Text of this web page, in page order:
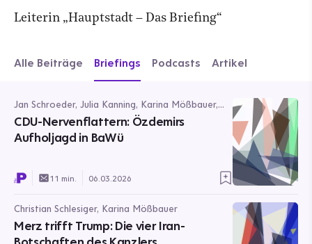
Leiterin „Hauptstadt – Das Briefing“
Alle Beiträge Briefings Podcasts Artikel
Jan Schroeder, Julia Kanning, Karina Mößbauer,
Magdalena Thiele, Maximilian Beer
CDU-Nervenflattern: Özdemirs
Aufholjagd in BaWü
11 min. 06.03.2026
Christian Schlesiger, Karina Mößbauer
Merz trifft Trump: Die vier Iran-